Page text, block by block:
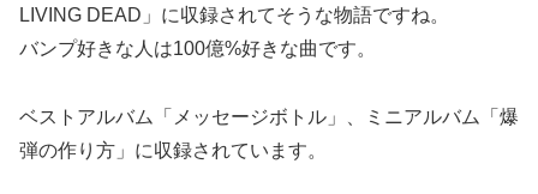
LIVING DEAD」に収録されてそうな物語ですね。
バンプ好きな人は100億%好きな曲です。
ベストアルバム「メッセージボトル」、ミニアルバム「爆
弾の作り方」に収録されています。